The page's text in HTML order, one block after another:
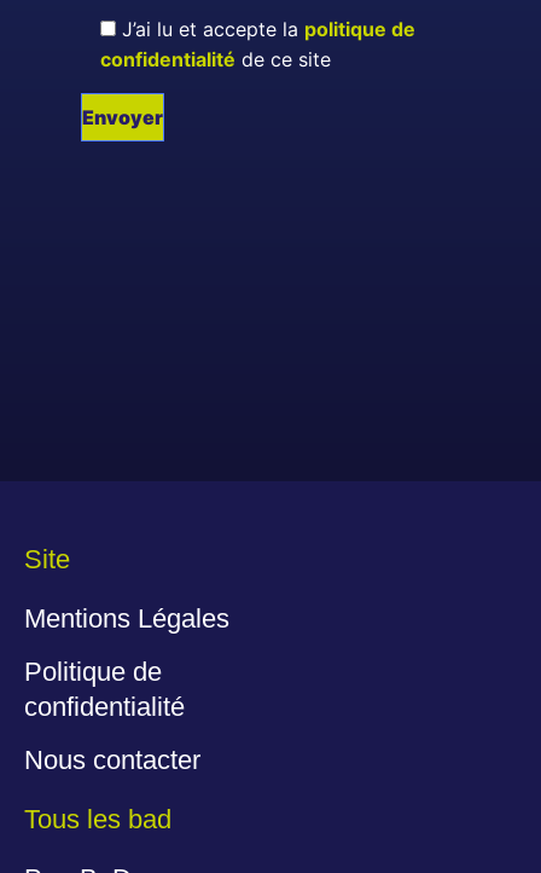
J’ai lu et accepte la politique de
confidentialité de ce site
Site
Mentions Légales
Politique de
confidentialité
Nous contacter
Tous les bad